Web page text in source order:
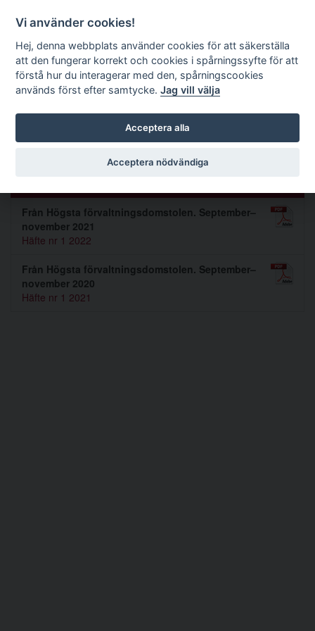
Förvaltningsrättslig tidskrift
Sök
Jack Hillerström-Forsyth
Från Högsta förvaltningsdomstolen. September–
november 2021
Häfte nr 1 2022
Från Högsta förvaltningsdomstolen. September–
november 2020
Häfte nr 1 2021
Vi använder cookies!
Hej, denna webbplats använder cookies för att säkerställa
att den fungerar korrekt och cookies i spårningssyfte för att
förstå hur du interagerar med den, spårningscookies
används först efter samtycke.Jag vill välja
Acceptera alla
Acceptera nödvändiga